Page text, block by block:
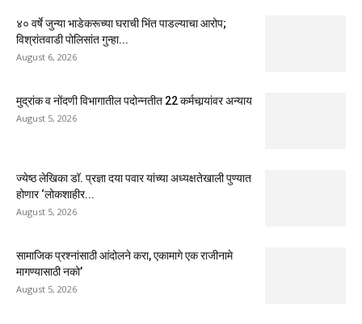
४० वर्षे जुन्या भाडेकरूच्या घराची भिंत पाडल्याचा आरोप;
विश्रांतवाडी पोलिसांत गुन्हा...
August 6, 2026
मुद्रांक व नोंदणी विभागातील पदोन्नतीत 22 कर्मचार्‍यांवर अन्याय
August 5, 2026
ज्येष्ठ लेखिका डॉ. प्रज्ञा दया पवार यांच्या अध्यक्षतेखाली पुण्यात
होणार ‘लोकशाहीर...
August 5, 2026
सामाजिक प्रश्नांसाठी आंदोलने करा, एकामागे एक राजीनामे
मागण्यासाठी नको’
August 5, 2026